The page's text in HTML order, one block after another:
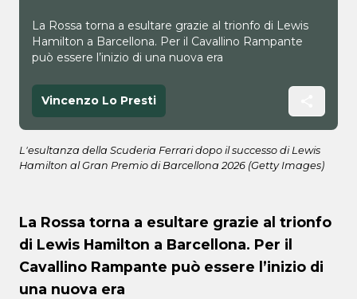
La Rossa torna a esultare grazie al trionfo di Lewis
Hamilton a Barcellona. Per il Cavallino Rampante
può essere l’inizio di una nuova era
Vincenzo Lo Presti
L'esultanza della Scuderia Ferrari dopo il successo di Lewis
Hamilton al Gran Premio di Barcellona 2026 (Getty Images)
La Rossa torna a esultare grazie al trionfo
di Lewis Hamilton a Barcellona. Per il
Cavallino Rampante può essere l’inizio di
una nuova era